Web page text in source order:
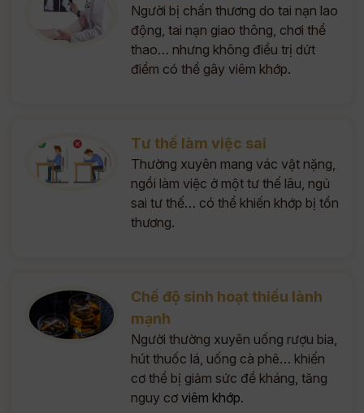
Người bị chấn thương do tai nạn lao
động, tai nạn giao thông, chơi thể
thao… nhưng không điều trị dứt
điểm có thể gây viêm khớp.
Tư thế làm việc sai
Thường xuyên mang vác vật nặng,
ngồi làm việc ở một tư thế lâu, ngủ
sai tư thế… có thể khiến khớp bị tổn
thương.
Chế độ sinh hoạt thiếu lành
mạnh
Người thường xuyên uống rượu bia,
hút thuốc lá, uống cà phê… khiến
cơ thể bị giảm sức đề kháng, tăng
nguy cơviêm khớp.